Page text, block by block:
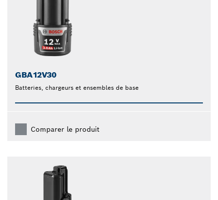
GBA12V30
Batteries, chargeurs et ensembles de base
Comparer le produit